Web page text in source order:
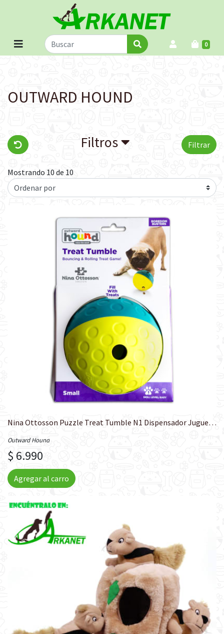
0
OUTWARD HOUND
Filtros Filtrar
Mostrando 10 de 10
Nina Ottosson Puzzle Treat Tumble N1 Dispensador Juguete Interactivo Para Perro
Outward Hound
$ 6.990
Agregar al carro